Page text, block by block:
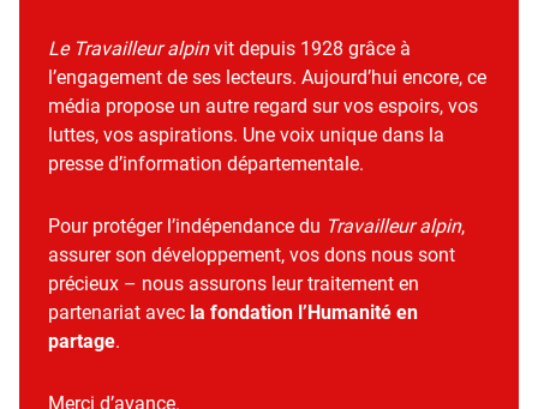
Le Travailleur alpinvit depuis 1928 grâce à
l’engagement de ses lecteurs. Aujourd’hui encore, ce
média propose un autre regard sur vos espoirs, vos
luttes, vos aspirations. Une voix unique dans la
presse d’information départementale.
Pour protéger l’indépendance du Travailleur alpin,
assurer son développement, vos dons nous sont
précieux – nous assurons leur traitement en
partenariat avec la fondation l’Humanité en
partage.
Merci d’avance.